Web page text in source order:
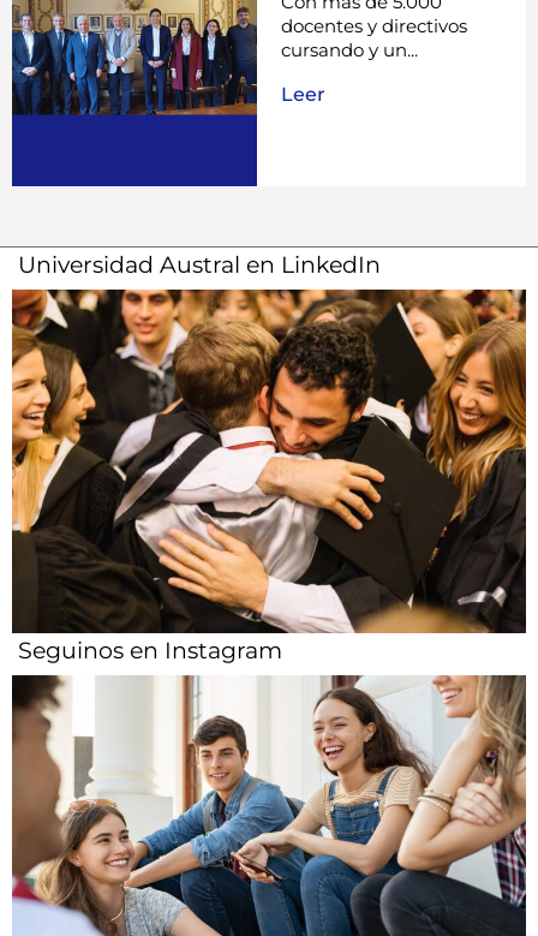
docentes y directivos
cursando y un...
Leer
Universidad Austral en LinkedIn
Seguinos en Instagram